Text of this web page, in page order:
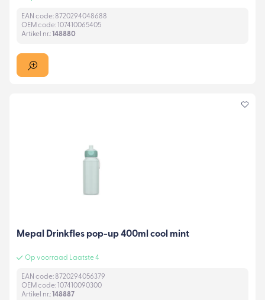
EAN code: 8720294048688
OEM code: 107410065405
Artikel nr.:148880
Mepal Drinkfles pop-up 400ml cool mint
Op voorraad Laatste 4
EAN code: 8720294056379
OEM code: 107410090300
Artikel nr.:148887